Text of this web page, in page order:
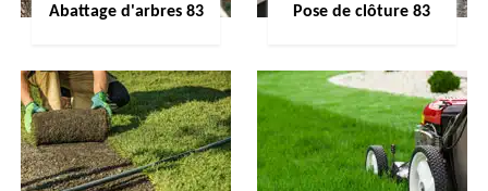
Abattage d'arbres 83 Pose de clôture 83